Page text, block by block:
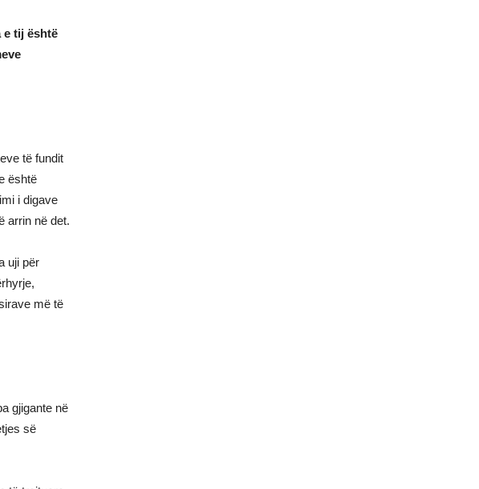
e tij është
të fundit
është
i digave
arrin në det.
uji për
më të
gjigante në
së